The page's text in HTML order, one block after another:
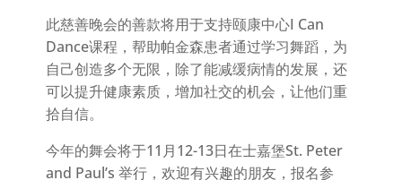
此慈善晚会的善款将用于支持颐康中心I Can
Dance课程，帮助帕金森患者通过学习舞蹈，为
自己创造多个无限，除了能减缓病情的发展，还
可以提升健康素质，增加社交的机会，让他们重
拾自信。
今年的舞会将于11月12-13日在士嘉堡St. Peter
and Paul’s 举行，欢迎有兴趣的朋友，报名参